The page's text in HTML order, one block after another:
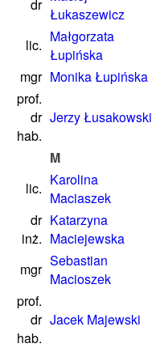
dr
Łukaszewicz
lic. Małgorzata
Łupińska
mgr Monika Łupińska
prof.
dr
hab.
Jerzy Łusakowski
M
lic. Karolina
Maciaszek
dr
inż.
Katarzyna
Maciejewska
mgr Sebastian
Macioszek
prof.
dr
hab.
Jacek Majewski